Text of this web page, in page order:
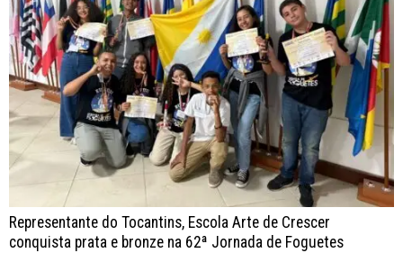
Representante do Tocantins, Escola Arte de Crescer
conquista prata e bronze na 62ª Jornada de Foguetes